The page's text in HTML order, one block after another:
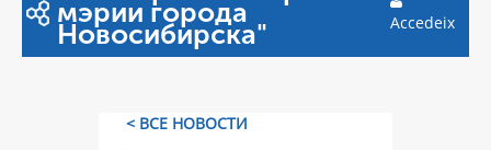
мэрии города
Новосибирска" Accedeix
< ВСЕ НОВОСТИ